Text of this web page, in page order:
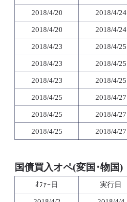
2018/4/20 2018/4/24
2018/4/20 2018/4/24
2018/4/23 2018/4/25
2018/4/23 2018/4/25
2018/4/23 2018/4/25
2018/4/25 2018/4/27
2018/4/25 2018/4/27
2018/4/25 2018/4/27
国債買入オペ(変国･物国)
ｵﾌｧｰ日 実行日